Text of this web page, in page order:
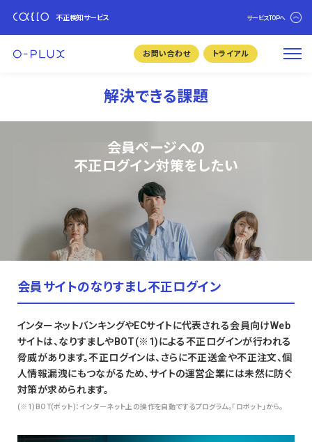
不正検知サービス サービスTOPへ
お問い合わせ トライアル
解決できる課題
会員ページへの
不正ログイン対策をしたい
会員サイトのなりすまし不正ログイン
インターネットバンキングやECサイトに代表される会員向けWeb
サイトは、なりすましやBOT(※1)による不正ログインが行われる
脅威があります。不正ログインは、さらに不正送金や不正注文、個
人情報漏洩にもつながるため、サイトの運営企業には未然に防ぐ
対策が求められます。
(※1)BOT(ボット)：インターネット上の操作を自動でするプログラム。「ロボット」から。